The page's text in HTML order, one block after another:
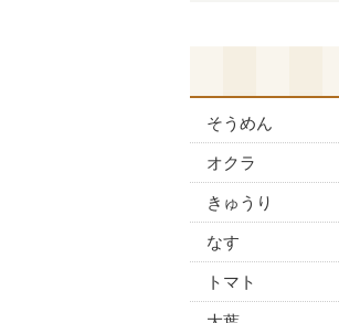
そうめん
オクラ
きゅうり
なす
トマト